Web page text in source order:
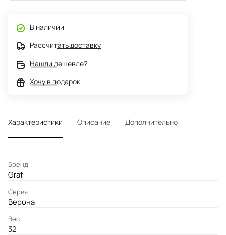
В наличии
Рассчитать доставку
Нашли дешевле?
Хочу в подарок
Характеристики Описание Дополнительно
Бренд
Graf
Серия
Верона
Вес
32